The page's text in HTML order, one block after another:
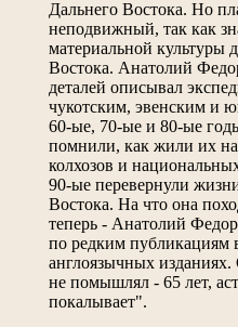
Дальнего Востока. Но
неподвижный, так как
материальной культуры
Востока. Анатолий
деталей описывал
чукотским, эвенским и
60-ые, 70-ые и 80-ые
помнили, как жили их
колхозов и
90-ые перевернули
Востока. На что она
теперь - Анатолий
по редким публикациям
англоязычных
не помышлял - 65 лет,
покалывает".